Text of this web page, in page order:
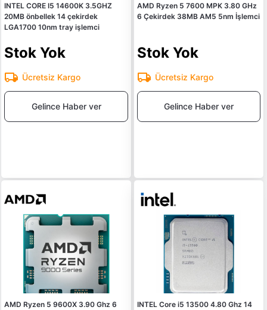
INTEL CORE I5 14600K 3.5GHZ
20MB önbellek 14 çekirdek
LGA1700 10nm tray işlemci
Stok Yok
Ücretsiz Kargo
Gelince Haber ver
AMD Ryzen 5 7600 MPK 3.80 GHz
6 Çekirdek 38MB AM5 5nm İşlemci
Stok Yok
Ücretsiz Kargo
Gelince Haber ver
AMD Ryzen 5 9600X 3.90 Ghz 6
INTEL Core i5 13500 4.80 Ghz 14